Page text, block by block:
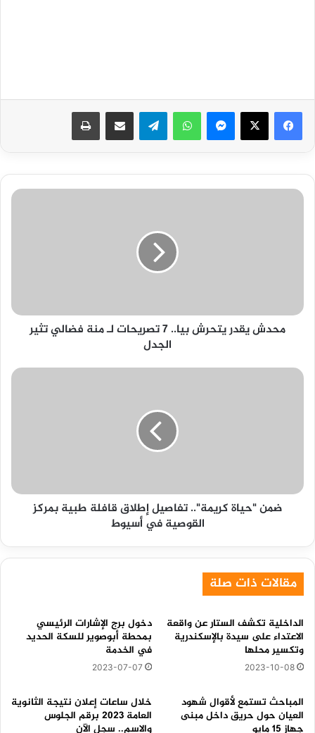
فيسبوك ‫X ماسنجر واتساب تيلقرام مشاركة عبر البريد طباعة
محدش
فضالي
محدش يقدر يتحرش بيا.. 7 تصريحات لـ منة فضالي تثير
الجدل
ضمن
القوصية
ضمن "حياة كريمة".. تفاصيل إطلاق قافلة طبية بمركز
القوصية في أسيوط
مقالات ذات صلة
الداخلية تكشف الستار عن واقعة
الاعتداء على سيدة بالإسكندرية
وتكسير محلها
2023-10-08
دخول برج الإشارات الرئيسي
بمحطة أبوصوير للسكة الحديد
في الخدمة
2023-07-07
المباحث تستمع لأقوال شهود
العيان حول حريق داخل مبنى
جهاز 15 مايو
خلال ساعات إعلان نتيجة الثانوية
العامة 2023 برقم الجلوس
والاسم.. سجل الآن